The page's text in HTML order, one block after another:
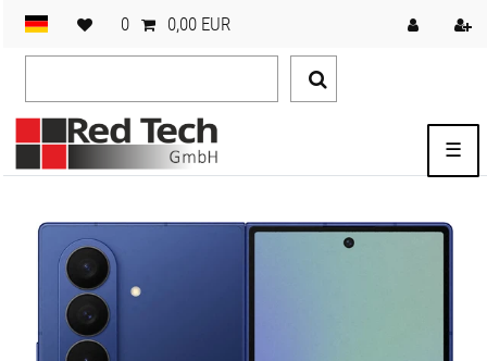
0 0,00 EUR
☰